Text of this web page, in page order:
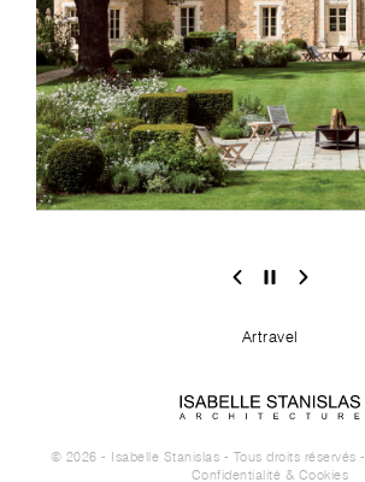
Artravel
© 2026 - Isabelle Stanislas - Tous droits réservés -
Confidentialité & Cookies